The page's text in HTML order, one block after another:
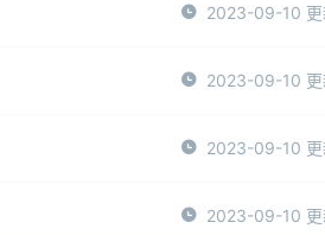
2023-09-10 更
2023-09-10 更
2023-09-10 更
2023-09-10 更